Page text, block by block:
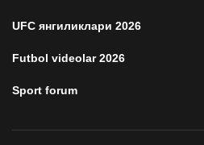
UFC янгиликлари 2026
Futbol videolar 2026
Sport forum